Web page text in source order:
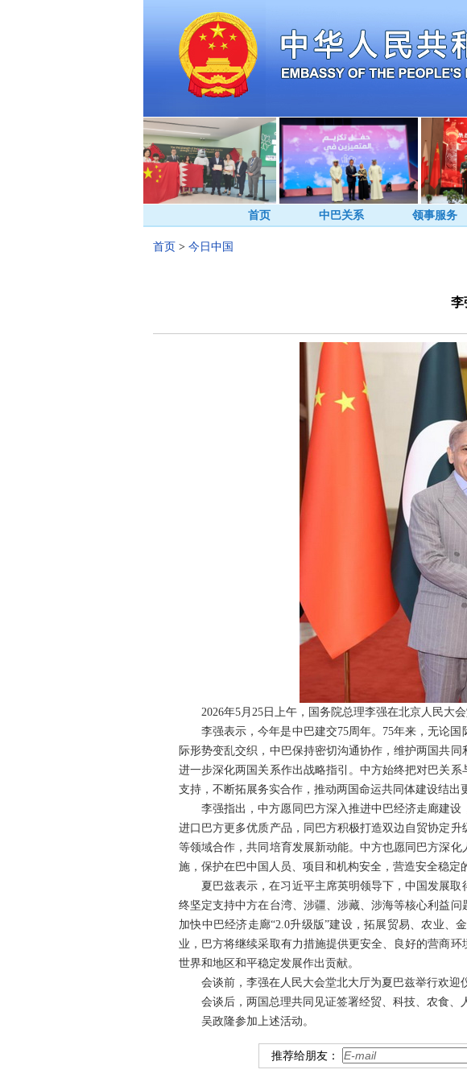
首页 中巴关系 领事服务
首页 > 今日中国
李
2026年5月25日上午，国务院总理李强在北京人民大
李强表示，今年是中巴建交75周年。75年来，无论
际形势变乱交织，中巴保持密切沟通协作，维护两国共
进一步深化两国关系作出战略指引。中方始终把对巴关
支持，不断拓展务实合作，推动两国命运共同体建设结出
李强指出，中方愿同巴方深入推进中巴经济走廊建
进口巴方更多优质产品，同巴方积极打造双边自贸协定
等领域合作，共同培育发展新动能。中方也愿同巴方深
施，保护在巴中国人员、项目和机构安全，营造安全稳定
夏巴兹表示，在习近平主席英明领导下，中国发展
终坚定支持中方在台湾、涉疆、涉藏、涉海等核心利益
加快中巴经济走廊“2.0升级版”建设，拓展贸易、农业
业，巴方将继续采取有力措施提供更安全、良好的营商
世界和地区和平稳定发展作出贡献。
会谈前，李强在人民大会堂北大厅为夏巴兹举行欢迎
会谈后，两国总理共同见证签署经贸、科技、农食、
吴政隆参加上述活动。
推荐给朋友：